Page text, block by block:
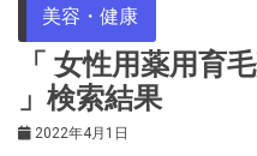
美容・健康
「 女性用薬用育
」検索結果
2022年4月1日